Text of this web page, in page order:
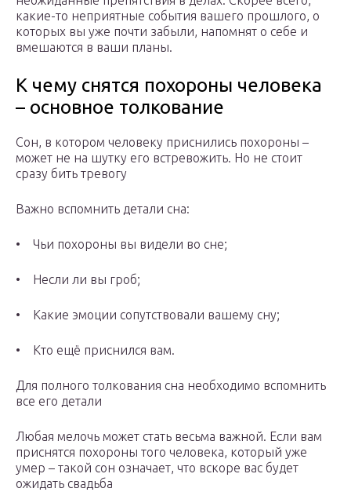
какие-то неприятные события вашего прошлого, о
которых вы уже почти забыли, напомнят о себе и
вмешаются в ваши планы.
К чему снятся похороны человека
– основное толкование
Сон, в котором человеку приснились похороны –
может не на шутку его встревожить. Но не стоит
сразу бить тревогу
Важно вспомнить детали сна:
• Чьи похороны вы видели во сне;
• Несли ли вы гроб;
• Какие эмоции сопутствовали вашему сну;
• Кто ещё приснился вам.
Для полного толкования сна необходимо вспомнить
все его детали
Любая мелочь может стать весьма важной. Если вам
приснятся похороны того человека, который уже
умер – такой сон означает, что вскоре вас будет
ожидать свадьба